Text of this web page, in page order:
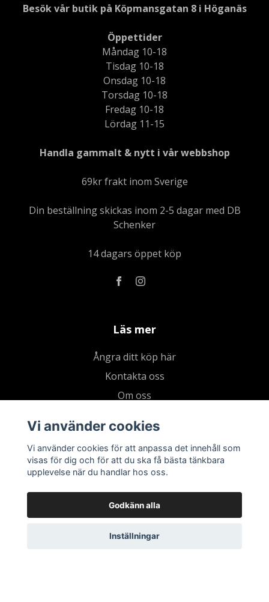
Besök vår butik på Köpmansgatan 8 i Höganäs
Öppettider
Måndag 10-18
Tisdag 10-18
Onsdag 10-18
Torsdag 10-18
Fredag 10-18
Lördag 11-15
Handla gammalt & nytt i vår webbshop
69kr frakt inom Sverige
Din beställning skickas inom 2-5 dagar med DB
Schenker
14 dagars öppet köp
Läs mer
Ångra ditt köp här
Kontakta oss
Om oss
Kundklubb
Presentkort
Vi använder cookies
Vi använder cookies för att anpassa det innehåll som
visas för dig och för att du ska få bästa tänkbara
upplevelse när du handlar hos oss.
Godkänn alla
Inställningar